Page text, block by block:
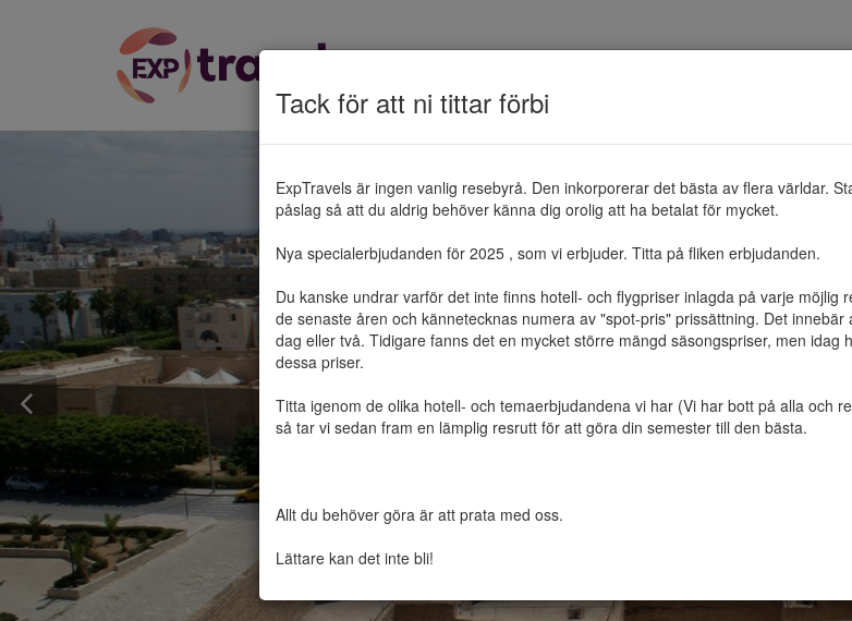
Tack för att ni tittar förbi
ExpTravels är ingen vanlig resebyrå. Den inkorporerar det bästa av flera världar.
påslag så att du aldrig behöver känna dig orolig att ha betalat för mycket.
Nya specialerbjudanden för 2025 , som vi erbjuder. Titta på fliken erbjudanden.
Du kanske undrar varför det inte finns hotell- och flygpriser inlagda på varje möjlig
de senaste åren och kännetecknas numera av "spot-pris" prissättning. Det
dag eller två. Tidigare fanns det en mycket större mängd säsongspriser, men idag
dessa priser.
Titta igenom de olika hotell- och temaerbjudandena vi har (Vi har bott på alla och
så tar vi sedan fram en lämplig resrutt för att göra din semester till den bästa.
Allt du behöver göra är att prata med oss.
Lättare kan det inte bli!